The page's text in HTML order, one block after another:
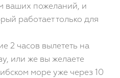
ваших пожеланий, и
работает только для
2 часов вылететь на
или же вы желаете
море уже через 10